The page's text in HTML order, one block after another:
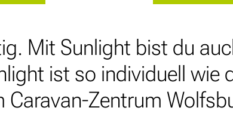
Mit Sunlight bist du
ist so individuell wie
Caravan-Zentrum